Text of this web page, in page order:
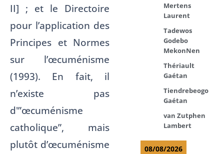
II] ; et le Directoire
pour l’application des
Principes et Normes
sur l’œcuménisme
(1993). En fait, il
n’existe pas
d'”œcuménisme
catholique”, mais
plutôt d’œcuménisme
Mertens
Laurent
Tadewos
Godebo
MekonNen
Thériault
Gaétan
Tiendrebeogo
Gaétan
van Zutphen
Lambert
08/08/2026